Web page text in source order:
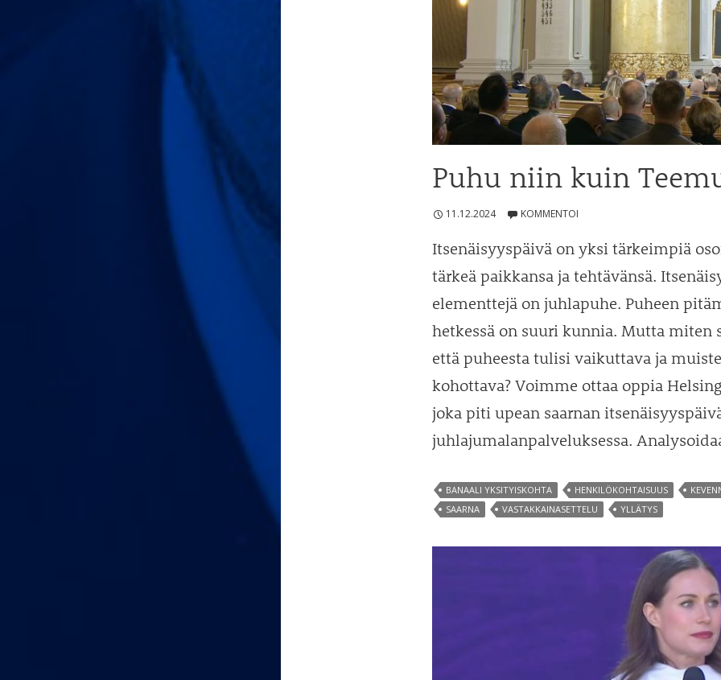
Puhu niin kuin
11.12.2024 KOMMENTOI
Itsenäisyyspäivä on yksi tärkeimpiä
tärkeä paikkansa ja tehtävänsä.
elementtejä on juhlapuhe. Puheen
hetkessä on suuri kunnia. Mutta miten
että puheesta tulisi vaikuttava ja
kohottava? Voimme ottaa oppia
joka piti upean saarnan
juhlajumalanpalveluksessa.
BANAALI YKSITYISKOHTA HENKILÖKOHTAISUUS
SAARNA
VASTAKKAINASETTELU YLLÄTYS